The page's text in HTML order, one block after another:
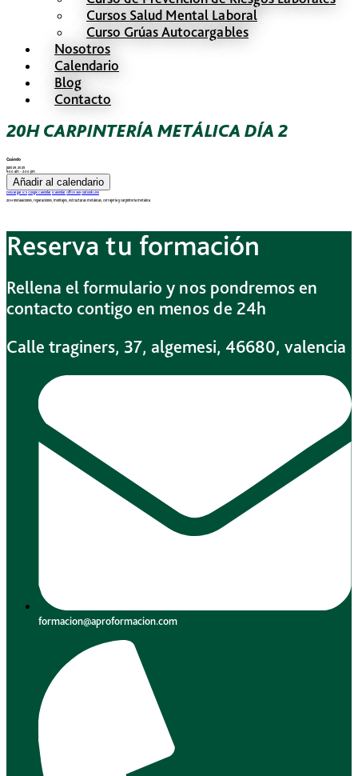
Cursos Salud Mental Laboral
Curso Grúas Autocargables
Nosotros
Calendario
Blog
Contacto
20H CARPINTERÍA METÁLICA DÍA 2
Cuándo
julio 29, 2025
9:00 am - 2:00 pm
Añadir al calendario
Descargar ICS Google Calendar iCalendar Office 365 Outlook Live
20H Instalaciones, reparaciones, montajes, estructuras metálicas, cerrajería y carpintería metálica
Reserva tu formación
Rellena el formulario y nos pondremos en
contacto contigo en menos de 24h
Calle traginers, 37, algemesi, 46680, valencia
formacion@aproformacion.com